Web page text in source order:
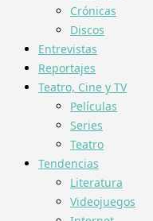
Crónicas
Discos
Entrevistas
Reportajes
Teatro, Cine y TV
Películas
Series
Teatro
Tendencias
Literatura
Videojuegos